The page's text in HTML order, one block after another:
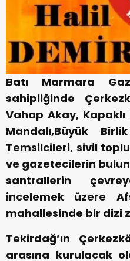
Batı Marmara
sahipliğinde
Vahap Akay,
Mandalı,Büyük
Temsilcileri, sivil
ve gazetecilerin
santrallerin
incelemek üzere
mahallesinde bir dizi
Tekirdağ’ın
arasına kurulacak